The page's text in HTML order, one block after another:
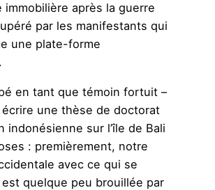
immobilière après la guerre
par les manifestants qui
une plate-forme
en tant que témoin fortuit –
une thèse de doctorat
indonésienne sur l’île de Bali
: premièrement, notre
avec ce qui se
est quelque peu brouillée par